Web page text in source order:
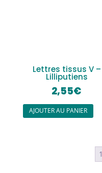
Lettres tissus V –
Lilliputiens
2,55€
AJOUTER AU PANIER
1